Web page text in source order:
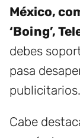
México,
‘Boing’,
debes
pasa
publicitarios.
Cabe